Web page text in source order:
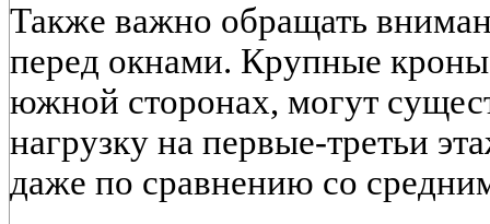
Также важно обращать
перед окнами. Крупные
южной сторонах, могут
нагрузку на первые-третьи
даже по сравнению со